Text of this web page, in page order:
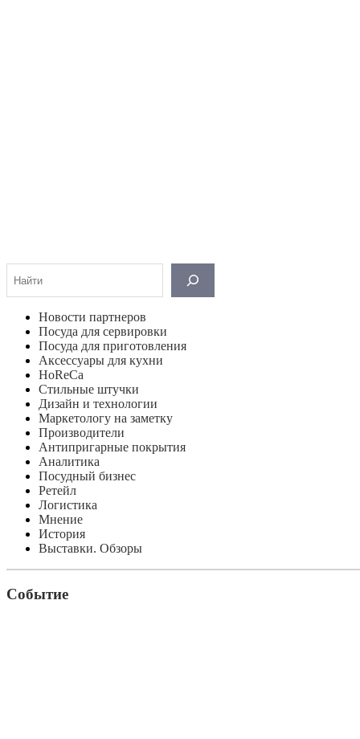
Новости партнеров
Посуда для сервировки
Посуда для приготовления
Аксессуары для кухни
HoReCa
Стильные штучки
Дизайн и технологии
Маркетологу на заметку
Производители
Антипригарные покрытия
Аналитика
Посудный бизнес
Ретейл
Логистика
Мнение
История
Выставки. Обзоры
Событие